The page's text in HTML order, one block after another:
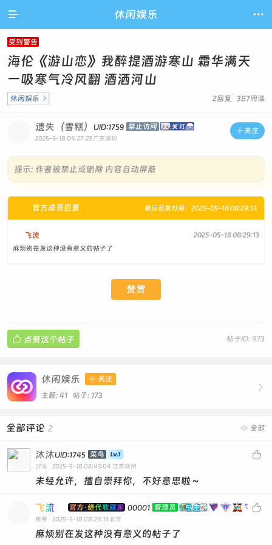
 休闲娱乐 
受到警告
海伦《游山恋》我醉提酒游寒山 霜华满天
一吸寒气冷风翻 酒洒河山
2回复 387阅读
休闲娱乐 
 关注
遗失（雪糕） UID:1759 禁止访问
2025-5-18 04:27:23 广东深圳
提示: 作者被禁止或删除 内容自动屏蔽
最后回复时间：2025-05-18 08:29:13
官方成员回复
飞流
2025-05-18 08:29:13
麻烦别在发这种没有意义的帖子了
赞赏
帖子ID: 973
 点赞这个帖子

休闲娱乐  关注
主题: 41 帖子: 173
 全部
全部评论 2

沐沐UID:1745 菜鸟
沙发 2025-5-18 06:43:04 江苏徐州
未经允许，擅自崇拜你，不好意思啦～

飞流 官方·绝代收藏家 00001 管理员
板凳 2025-5-18 08:29:13 北京
麻烦别在发这种没有意义的帖子了